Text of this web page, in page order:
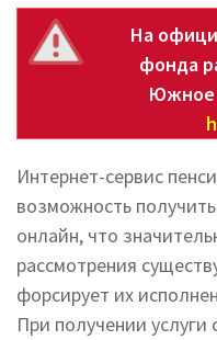
На
фонда
Южное
Интернет-сервис
возможность
онлайн, что
рассмотрения
форсирует их
При получении